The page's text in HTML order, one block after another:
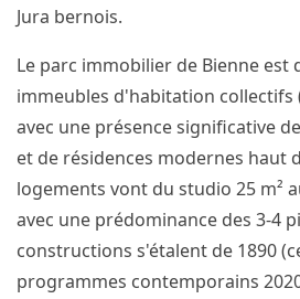
Jura bernois.
Le parc immobilier de Bienne est
immeubles d'habitation collectifs
avec une présence significative
et de résidences modernes haut
logements vont du studio 25 m²
avec une prédominance des 3-4
constructions s'étalent de 1890
programmes contemporains